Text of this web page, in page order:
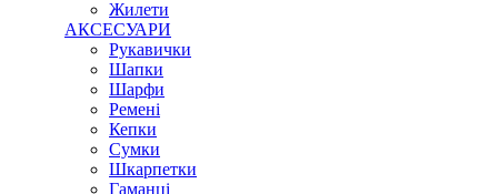
Жилети
АКСЕСУАРИ
Рукавички
Шапки
Шарфи
Ремені
Кепки
Сумки
Шкарпетки
Гаманці